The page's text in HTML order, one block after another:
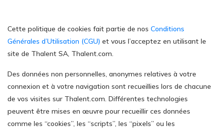
Cette politique de cookies fait partie de nos Conditions
Générales d’Utilisation (CGU) et vous l’acceptez en utilisant le
site de Thalent SA, Thalent.com.
Des données non personnelles, anonymes relatives à votre
connexion et à votre navigation sont recueillies lors de chacune
de vos visites sur Thalent.com. Différentes technologies
peuvent être mises en œuvre pour recueillir ces données
comme les “cookies”, les “scripts”, les “pixels” ou les